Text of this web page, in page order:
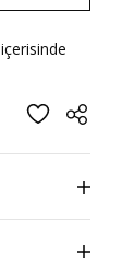
içerisinde